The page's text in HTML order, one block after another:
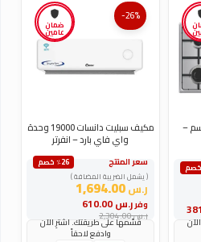
بلت ان جنرال 90 سم –
ضمان
عامين
-26%
مكيف سبليت دانسات 19000 وحدة
واي فاي بارد – انفرتر
سعر المنتج
٪26 خصم
( يشمل الضريبة المضافة )
ر.س1,694.00
وفرر.س
ر.س2,304.00
قسّمها على طريقتك. اشترِ الآن
وادفع لاحقاً